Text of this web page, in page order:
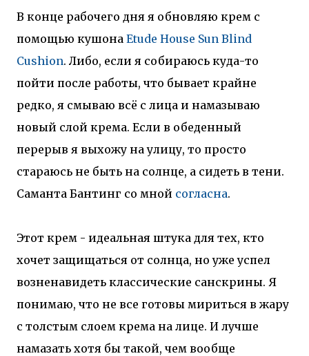
В конце рабочего дня я обновляю крем с
помощью кушона Etude House Sun Blind
Cushion. Либо, если я собираюсь куда-то
пойти после работы, что бывает крайне
редко, я смываю всё с лица и намазываю
новый слой крема. Если в обеденный
перерыв я выхожу на улицу, то просто
стараюсь не быть на солнце, а сидеть в тени.
Саманта Бантинг со мной согласна.
Этот крем - идеальная штука для тех, кто
хочет защищаться от солнца, но уже успел
возненавидеть классические санскрины. Я
понимаю, что не все готовы мириться в жару
с толстым слоем крема на лице. И лучше
намазать хотя бы такой, чем вообще